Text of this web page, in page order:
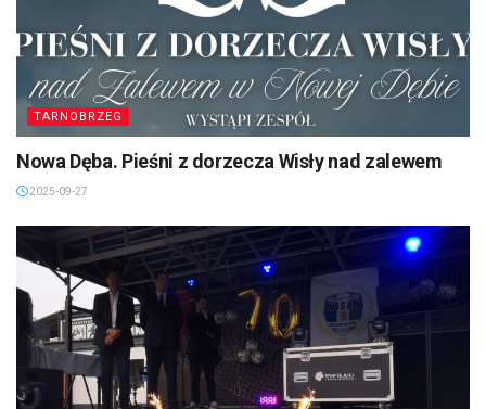
TARNOBRZEG
Nowa Dęba. Pieśni z dorzecza Wisły nad zalewem
2025-09-27